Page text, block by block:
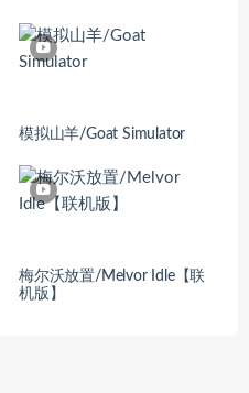
模拟山羊/Goat Simulator
梅尔沃放置/Melvor Idle【联
机版】